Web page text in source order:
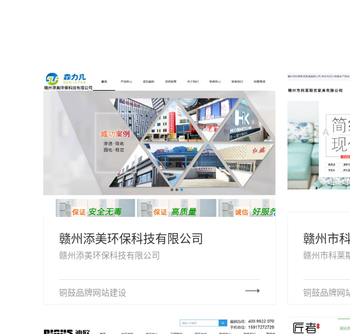
赣州添美环保科技有限公司
赣州添美环保科技有限公司
铜鼓品牌网站建设
赣州市
赣州市科莱
铜鼓品牌网